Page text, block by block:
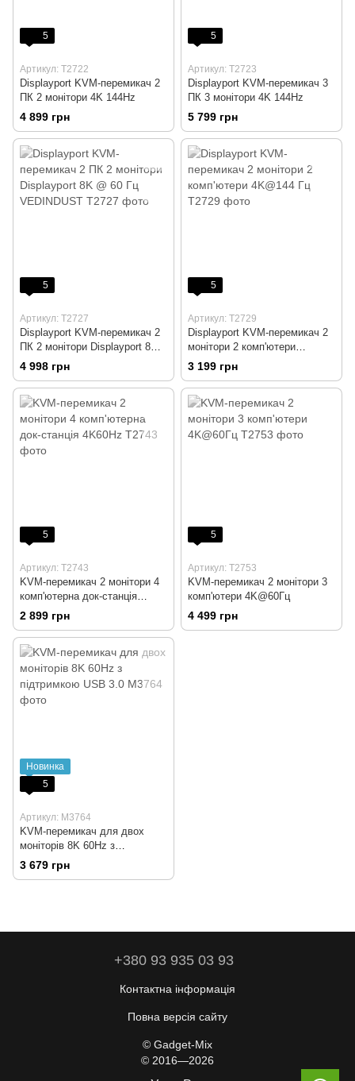
5
Артикул: T2722
Displayport KVM-перемикач 2
ПК 2 монітори 4K 144Hz
4 899 грн
5
Артикул: T2723
Displayport KVM-перемикач 3
ПК 3 монітори 4K 144Hz
5 799 грн
5
Артикул: T2727
Displayport KVM-перемикач 2
ПК 2 монітори Displayport 8K
@ 60 Гц VEDINDUST
4 998 грн
5
Артикул: T2729
Displayport KVM-перемикач 2
монітори 2 комп'ютери
4K@144 Гц
3 199 грн
5
Артикул: T2743
KVM-перемикач 2 монітори 4
комп'ютерна док-станція
4K60Hz
2 899 грн
5
Артикул: T2753
KVM-перемикач 2 монітори 3
комп'ютери 4K@60Гц
4 499 грн
Новинка
5
Артикул: M3764
KVM-перемикач для двох
моніторів 8K 60Hz з
підтримкою USB 3.0
3 679 грн
+380 93 935 03 93
Контактна інформація
Повна версія сайту
© Gadget-Mix
© 2016—2026